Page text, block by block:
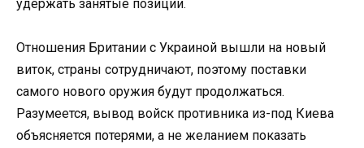
удержать занятые позиции.
Отношения Британии с Украиной вышли на новый
виток, страны сотрудничают, поэтому поставки
самого нового оружия будут продолжаться.
Разумеется, вывод войск противника из-под Киева
объясняется потерями, а не желанием показать